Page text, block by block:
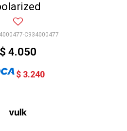
C934000477
$ 4.050
$ 3.240